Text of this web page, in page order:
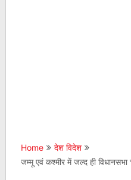
Home
देश विदेश
जम्मू एवं कश्मीर में जल्द ही विधानसभा